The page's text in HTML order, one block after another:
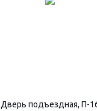
Дверь подъездная, П-